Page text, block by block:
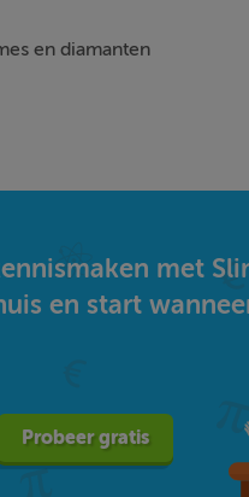
en diamanten
met
en start
Probeer gratis